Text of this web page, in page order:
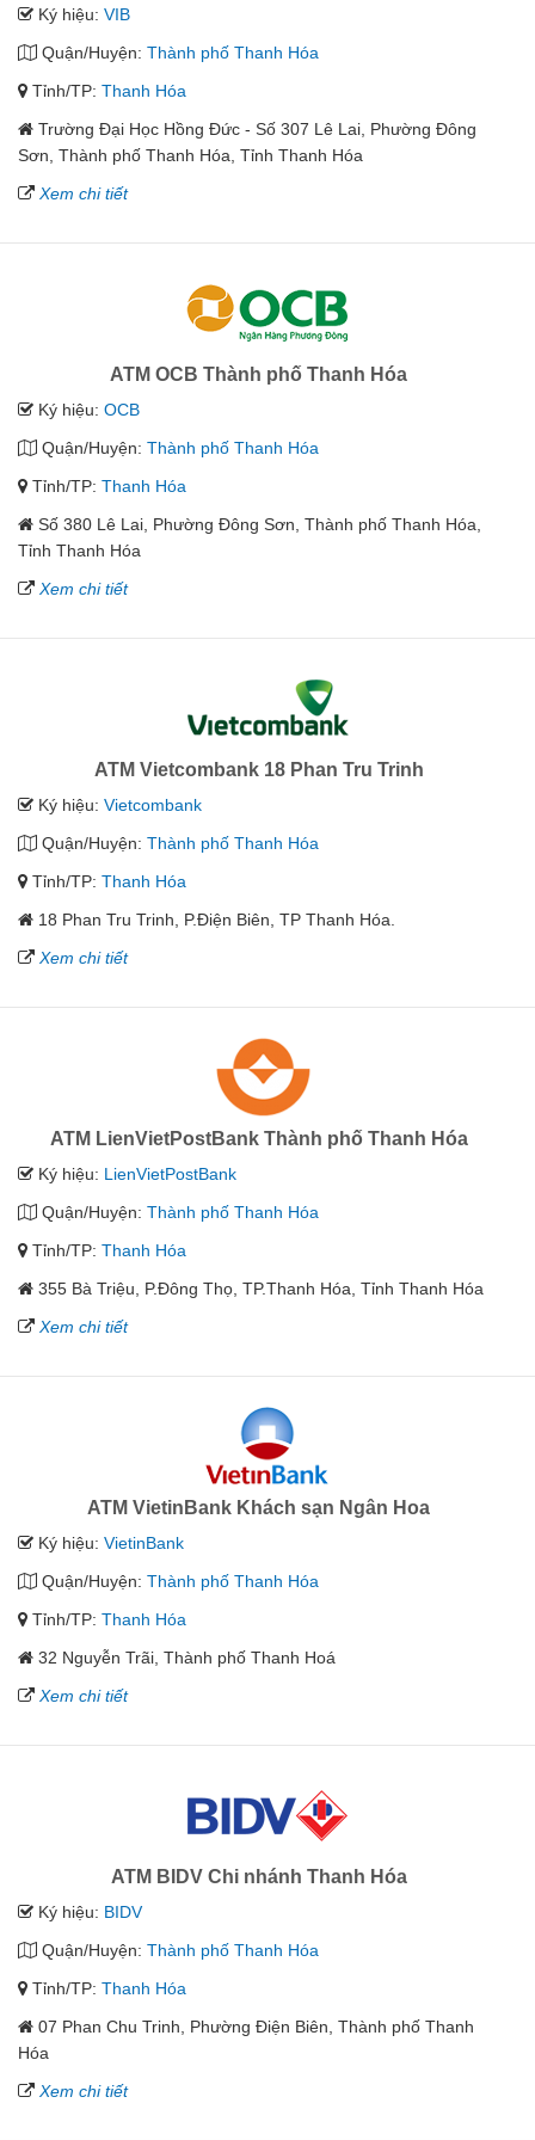
Ký hiệu: VIB
Quận/Huyện: Thành phố Thanh Hóa
Tỉnh/TP: Thanh Hóa
Trường Đại Học Hồng Đức - Số 307 Lê Lai, Phường Đông
Sơn, Thành phố Thanh Hóa, Tỉnh Thanh Hóa
Xem chi tiết
ATM OCB Thành phố Thanh Hóa
Ký hiệu: OCB
Quận/Huyện: Thành phố Thanh Hóa
Tỉnh/TP: Thanh Hóa
Số 380 Lê Lai, Phường Đông Sơn, Thành phố Thanh Hóa,
Tỉnh Thanh Hóa
Xem chi tiết
ATM Vietcombank 18 Phan Tru Trinh
Ký hiệu: Vietcombank
Quận/Huyện: Thành phố Thanh Hóa
Tỉnh/TP: Thanh Hóa
18 Phan Tru Trinh, P.Điện Biên, TP Thanh Hóa.
Xem chi tiết
ATM LienVietPostBank Thành phố Thanh Hóa
Ký hiệu: LienVietPostBank
Quận/Huyện: Thành phố Thanh Hóa
Tỉnh/TP: Thanh Hóa
355 Bà Triệu, P.Đông Thọ, TP.Thanh Hóa, Tỉnh Thanh Hóa
Xem chi tiết
ATM VietinBank Khách sạn Ngân Hoa
Ký hiệu: VietinBank
Quận/Huyện: Thành phố Thanh Hóa
Tỉnh/TP: Thanh Hóa
32 Nguyễn Trãi, Thành phố Thanh Hoá
Xem chi tiết
ATM BIDV Chi nhánh Thanh Hóa
Ký hiệu: BIDV
Quận/Huyện: Thành phố Thanh Hóa
Tỉnh/TP: Thanh Hóa
07 Phan Chu Trinh, Phường Điện Biên, Thành phố Thanh
Hóa
Xem chi tiết